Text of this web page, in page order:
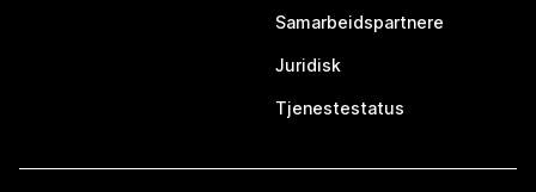
Samarbeidspartnere
Juridisk
Tjenestestatus